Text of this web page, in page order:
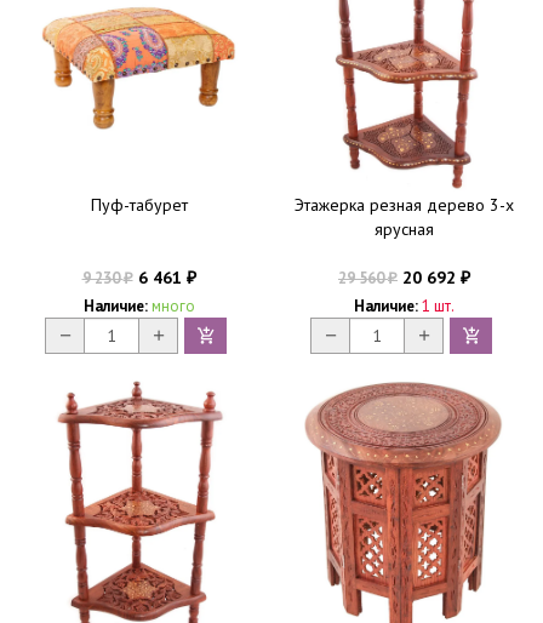
Пуф-табурет
9 230₽6 461 ₽
Наличие: много
Этажерка резная дерево 3-х
ярусная
29 560₽ 20 692 ₽
Наличие:1 шт.